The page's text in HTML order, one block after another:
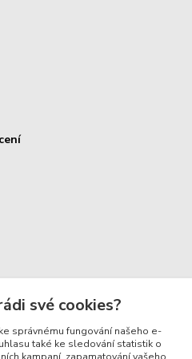
své cookies?
správnému fungování našeho e-
také ke sledování statistik o